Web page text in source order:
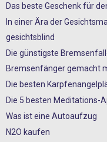
Das beste Geschenk für
In einer Ära der
gesichtsblind
Die günstigste
Bremsenfänger gemacht
Die besten
Die 5 besten Meditations-
Was ist eine Autoaufzug
N2O kaufen